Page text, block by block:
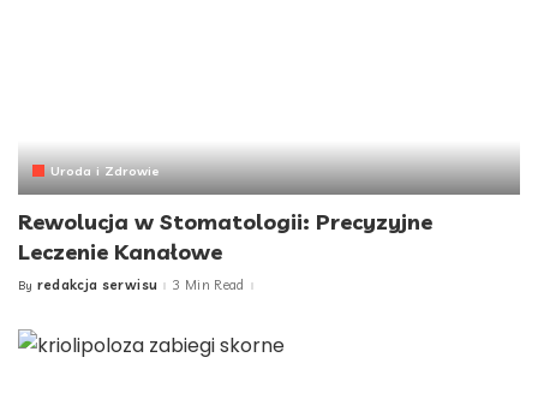
Uroda i Zdrowie
Rewolucja w Stomatologii: Precyzyjne
Leczenie Kanałowe
Posted
By redakcja serwisu 3 Min Read